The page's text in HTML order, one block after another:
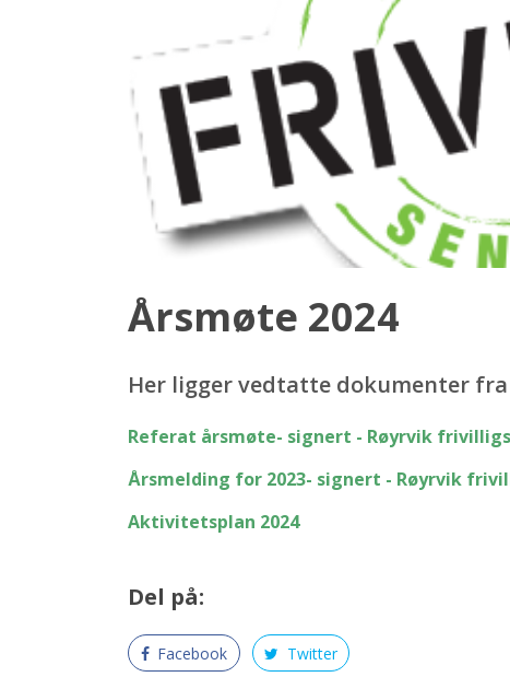
Årsmøte 2024
Her ligger vedtatte dokumenter
Referat årsmøte- signert - Røyrvik
Årsmelding for 2023- signert - Røyrvik
Aktivitetsplan 2024
Del på:
Facebook Twitter